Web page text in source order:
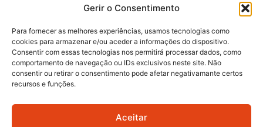
Gerir o Consentimento
Para fornecer as melhores experiências, usamos tecnologias como
cookies para armazenar e/ou aceder a informações do dispositivo.
Consentir com essas tecnologias nos permitirá processar dados, como
comportamento de navegação ou IDs exclusivos neste site. Não
consentir ou retirar o consentimento pode afetar negativamante certos
recursos e funções.
Aceitar
Subscreva Newsletter:
QUERO ADERIR